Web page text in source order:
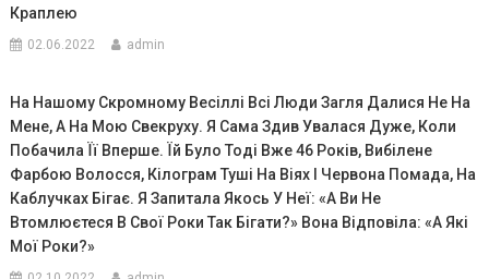
Краплею
02.06.2022 admin
На Нашому Скромному Весіллі Всі Люди Загля Далися Не На
Мене, А На Мою Свекруху. Я Сама Здив Увалася Дуже, Коли
Побачила Її Вперше. Їй Було Тоді Вже 46 Років, Вибілене
Фарбою Волосся, Кілограм Туші На Віях І Червона Помада, На
Каблучках Бігає. Я Запитала Якось У Неї: «А Ви Не
Втомлюєтеся В Свої Роки Так Бігати?» Вона Відповіла: «А Які
Мої Роки?»